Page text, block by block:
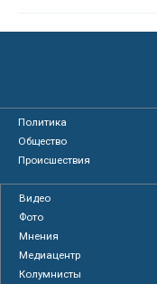
Политика
Общество
Происшествия
Видео
Фото
Мнения
Медиацентр
Колумнисты